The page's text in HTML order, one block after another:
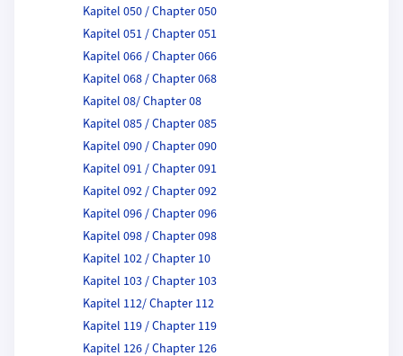
Kapitel 050 / Chapter 050
Kapitel 051 / Chapter 051
Kapitel 066 / Chapter 066
Kapitel 068 / Chapter 068
Kapitel 08/ Chapter 08
Kapitel 085 / Chapter 085
Kapitel 090 / Chapter 090
Kapitel 091 / Chapter 091
Kapitel 092 / Chapter 092
Kapitel 096 / Chapter 096
Kapitel 098 / Chapter 098
Kapitel 102 / Chapter 10
Kapitel 103 / Chapter 103
Kapitel 112/ Chapter 112
Kapitel 119 / Chapter 119
Kapitel 126 / Chapter 126